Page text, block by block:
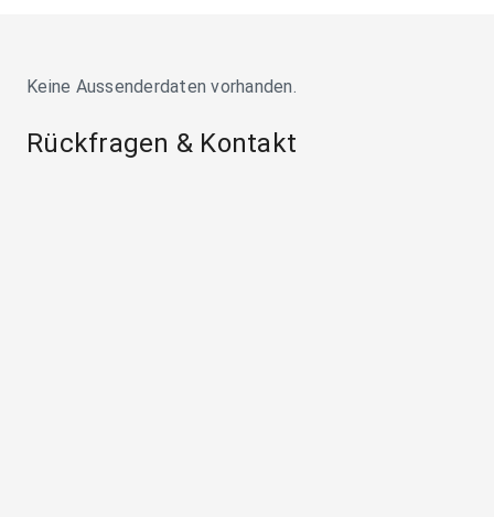
Keine Aussenderdaten vorhanden.
Rückfragen & Kontakt